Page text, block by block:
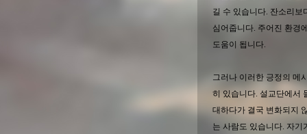
길 수 있습니다. 잔소리
심어줍니다. 주어진 환경
도움이 됩니다.
그러나 이러한 긍정의 메
히 있습니다. 설교단에서
대하다가 결국 변화되지
는 사람도 있습니다. 자기